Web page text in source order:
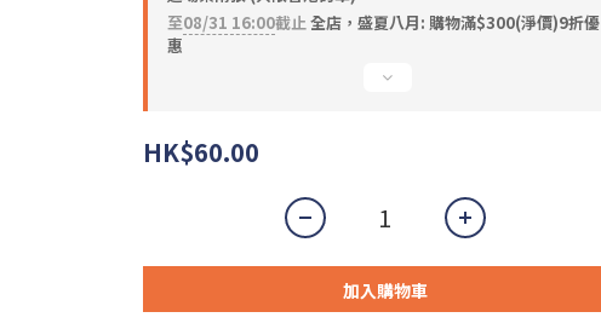
至08/31 16:00截止全店，盛夏八月: 購物滿$300(淨價)9折優
惠
HK$60.00
加入購物車